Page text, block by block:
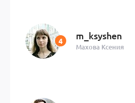
m_ksyshen
Махова Ксения